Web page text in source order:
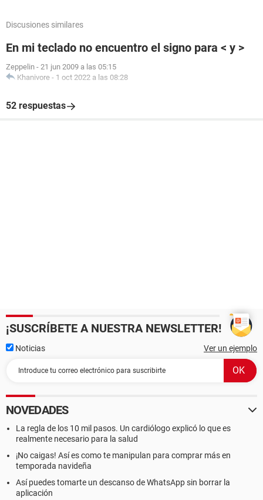
Discusiones similares
En mi teclado no encuentro el signo para < y >
Zeppelin - 21 jun 2009 a las 05:15
Khanivore - 1 oct 2022 a las 08:28
52 respuestas
¡SUSCRÍBETE A NUESTRA NEWSLETTER!
Noticias Ver un ejemplo
NOVEDADES
La regla de los 10 mil pasos. Un cardiólogo explicó lo que es
realmente necesario para la salud
¡No caigas! Así es como te manipulan para comprar más en
temporada navideña
Así puedes tomarte un descanso de WhatsApp sin borrar la
aplicación